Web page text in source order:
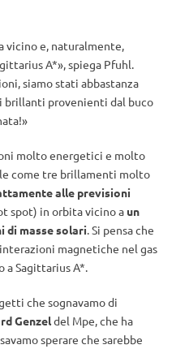
vicino e, naturalmente,
A*», spiega Pfuhl.
siamo stati abbastanza
brillanti provenienti dal buco
molto energetici e molto
come tre brillamenti molto
alle previsioni
spot) in orbita vicino a un
di masse solari. Si pensa che
magnetiche nel gas
a Sagittarius A*.
che sognavamo di
Genzeldel Mpe, che ha
sperare che sarebbe